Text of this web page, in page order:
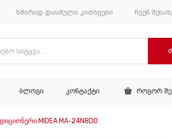
ხშირად დასმული კითხვები ჩვენ
ᲑᲚᲝᲒᲘ ᲙᲝᲜᲢᲐᲥᲢᲘ ᲠᲝᲒᲝᲠ
ᲑᲚᲝᲒᲘ
MIDEA MA-24N8DO